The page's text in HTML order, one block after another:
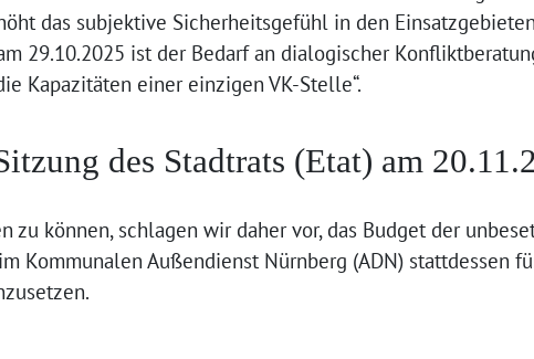
das subjektive Sicherheitsgefühl in den
29.10.2025 ist der Bedarf an dialogischer
Kapazitäten einer einzigen VK-Stelle“.
des Stadtrats (Etat) am
zu können, schlagen wir daher vor, das Budget der
Kommunalen Außendienst Nürnberg (ADN) stattdessen